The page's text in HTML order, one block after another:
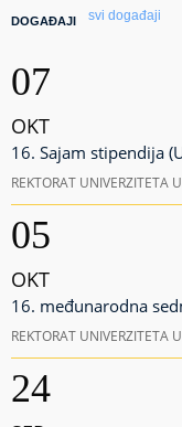
DOGAĐAJI svi događaji
07
OKT
16. Sajam stipendija
REKTORAT UNIVERZITETA
05
OKT
16. međunarodna
REKTORAT UNIVERZITETA
24